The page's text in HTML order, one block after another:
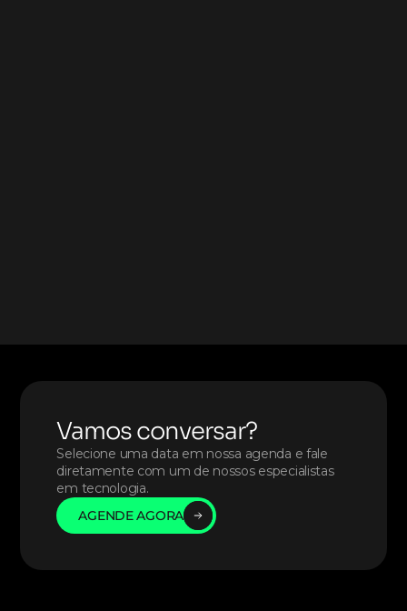
Vamos conversar?
Selecione uma data em nossa agenda e fale
diretamente com um de nossos especialistas
em tecnologia.
AGENDE AGORA
AGENDE AGORA
AGENDE AGORA